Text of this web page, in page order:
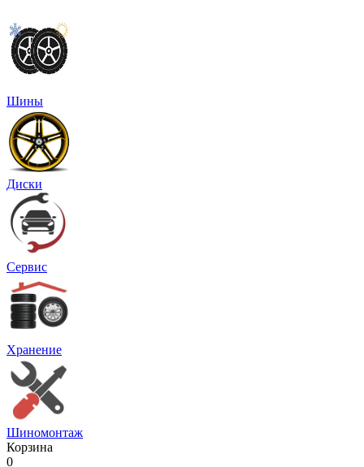
Шины
Диски
Сервис
Хранение
Шиномонтаж
Корзина
0